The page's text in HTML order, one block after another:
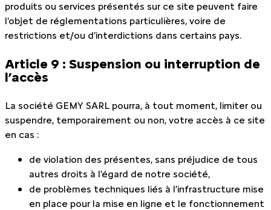
produits ou services présentés sur ce site peuvent faire
l'objet de réglementations particulières, voire de
restrictions et/ou d’interdictions dans certains pays.
Article 9 : Suspension ou interruption de
l’accès
La société GEMY SARL pourra, à tout moment, limiter ou
suspendre, temporairement ou non, votre accès à ce site
en cas :
de violation des présentes, sans préjudice de tous
autres droits à l’égard de notre société,
de problèmes techniques liés à l’infrastructure mise
en place pour la mise en ligne et le fonctionnement